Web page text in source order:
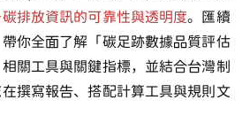
排放資訊的可靠性與透明度。匯續
你全面了解「碳足跡數據品質評估
關工具與關鍵指標，並結合台灣制
撰寫報告、搭配計算工具與規則文